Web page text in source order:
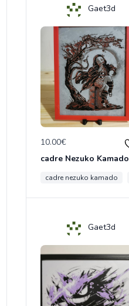
Gaet3d
10.00€
cadre Nezuko Kamado
cadre nezuko kamado
Gaet3d